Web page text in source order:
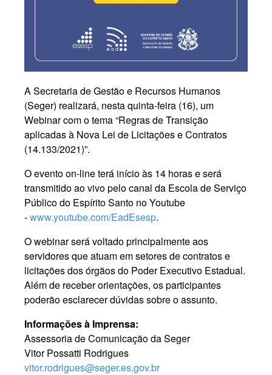
A Secretaria de Gestão e Recursos Humanos
(Seger) realizará, nesta quinta-feira (16), um
Webinar com o tema “Regras de Transição
aplicadas à Nova Lei de Licitações e Contratos
(14.133/2021)”.
O evento on-line terá início às 14 horas e será
transmitido ao vivo pelo canal da Escola de Serviço
Público do Espírito Santo no Youtube
-www.youtube.com/EadEsesp.
O webinar será voltado principalmente aos
servidores que atuam em setores de contratos e
licitações dos órgãos do Poder Executivo Estadual.
Além de receber orientações, os participantes
poderão esclarecer dúvidas sobre o assunto.
Informações à Imprensa:
Assessoria de Comunicação da Seger
Vitor Possatti Rodrigues
vitor.rodrigues@seger.es.gov.br